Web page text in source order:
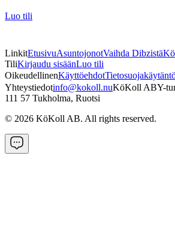
Luo tili
LinkitEtusivuAsuntojonotVaihda Dibzistä
TiliKirjaudu sisäänLuo tili
OikeudellinenKäyttöehdot
Yhteystiedotinfo@kokoll.nuKöKoll ABY-
111 57 Tukholma, Ruotsi
© 2026 KöKoll AB. All rights reserved.